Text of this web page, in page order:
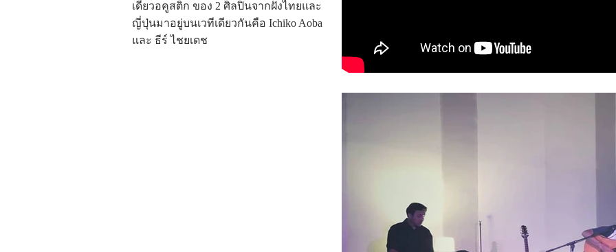
เดี่ยวอคูสติก ของ 2 ศิลปินจากฝั่งไทยและ
ญี่ปุ่นมาอยู่บนเวทีเดียวกันคือ Ichiko Aoba
และ ธีร์ ไชยเดช